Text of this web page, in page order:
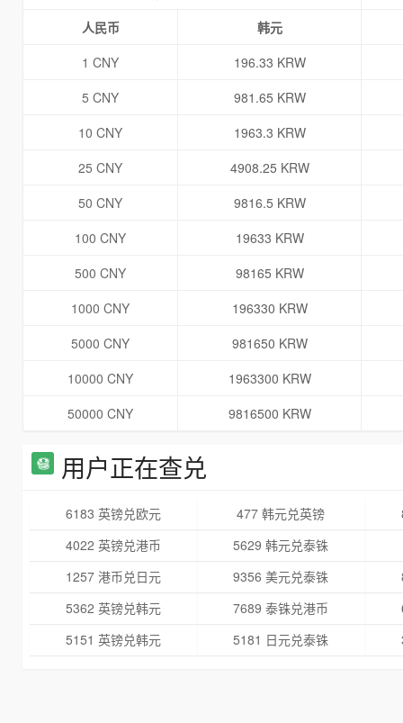
人民币
韩元
1 CNY
196.33 KRW
5 CNY
981.65 KRW
10 CNY
1963.3 KRW
25 CNY
4908.25 KRW
50 CNY
9816.5 KRW
100 CNY
19633 KRW
500 CNY
98165 KRW
1000 CNY
196330 KRW
5000 CNY
981650 KRW
10000 CNY
1963300 KRW
50000 CNY
9816500 KRW
用户正在查兑
6183 英镑兑欧元 477 韩元兑英镑
4022 英镑兑港币
5629 韩元兑泰铢
1257 港币兑日元
9356 美元兑泰铢
5362 英镑兑韩元
7689 泰铢兑港币
5151 英镑兑韩元
5181 日元兑泰铢